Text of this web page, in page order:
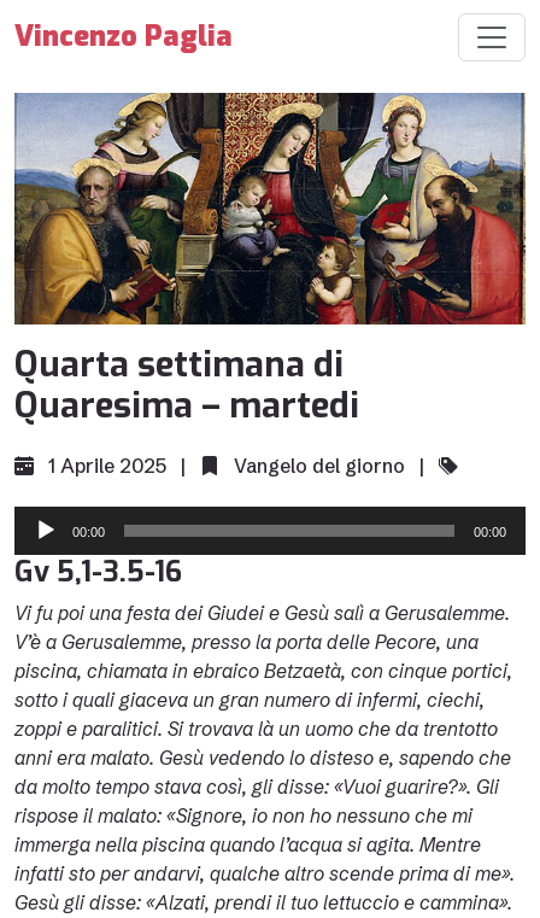
Vincenzo Paglia
Quarta settimana di
Quaresima – martedi
1 Aprile 2025 | Vangelo del giorno |
Audio
Player
00:00 00:00
Gv 5,1-3.5-16
Vi fu poi una festa dei Giudei e Gesù salì a Gerusalemme.
V’è a Gerusalemme, presso la porta delle Pecore, una
piscina, chiamata in ebraico Betzaetà, con cinque portici,
sotto i quali giaceva un gran numero di infermi, ciechi,
zoppi e paralitici. Si trovava là un uomo che da trentotto
anni era malato. Gesù vedendo lo disteso e, sapendo che
da molto tempo stava così, gli disse: «Vuoi guarire?». Gli
rispose il malato: «Signore, io non ho nessuno che mi
immerga nella piscina quando l’acqua si agita. Mentre
infatti sto per andarvi, qualche altro scende prima di me».
Gesù gli disse: «Alzati, prendi il tuo lettuccio e cammina».